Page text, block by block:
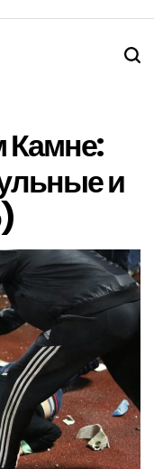
Камне:
и